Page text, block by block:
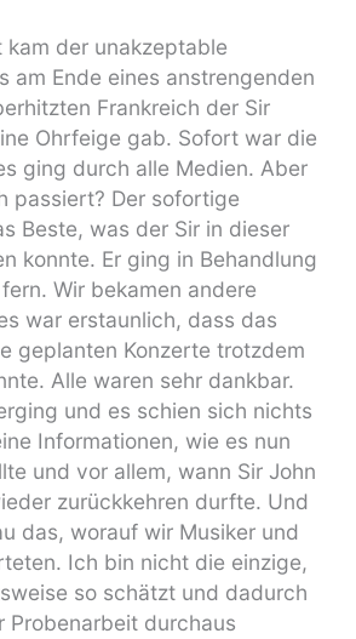
kam der unakzeptable
am Ende eines anstrengenden
Frankreich der Sir
Ohrfeige gab. Sofort war die
ging durch alle Medien. Aber
passiert? Der sofortige
Beste, was der Sir in dieser
konnte. Er ging in Behandlung
Wir bekamen andere
war erstaunlich, dass das
geplanten Konzerte trotzdem
Alle waren sehr dankbar.
und es schien sich nichts
Informationen, wie es nun
und vor allem, wann Sir John
zurückkehren durfte. Und
das, worauf wir Musiker und
Ich bin nicht die einzige,
so schätzt und dadurch
Probenarbeit durchaus